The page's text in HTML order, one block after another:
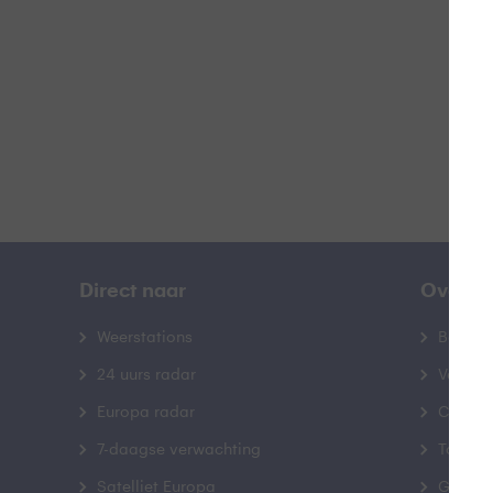
Direct naar
Weerstations
24 uurs radar
Europa radar
7-daagse verwachting
Satelliet Europa
Over
Contact